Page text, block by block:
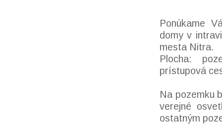
Ponúkame
domy v
mesta Nitra.
Plocha:
prístupová
Na pozemku
verejné
ostatným